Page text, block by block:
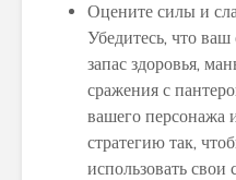
Оцените силы и
Убедитесь, что
запас здоровья,
сражения с
вашего персонажа
стратегию так,
использовать